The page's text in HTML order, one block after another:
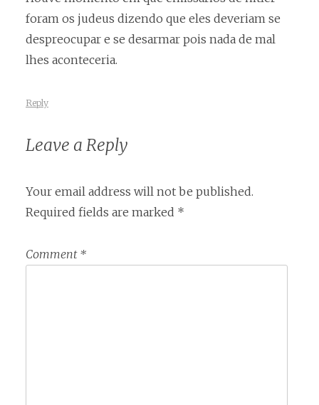
foram os judeus dizendo que eles deveriam se
despreocupar e se desarmar pois nada de mal
lhes aconteceria.
Reply
Leave a Reply
Your email address will not be published.
Required fields are marked *
Comment *